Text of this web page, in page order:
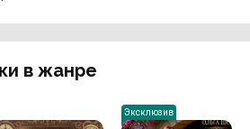
в жанре
Эксклюзив